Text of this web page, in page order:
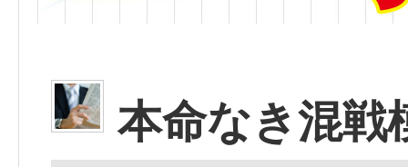
本命なき混戦